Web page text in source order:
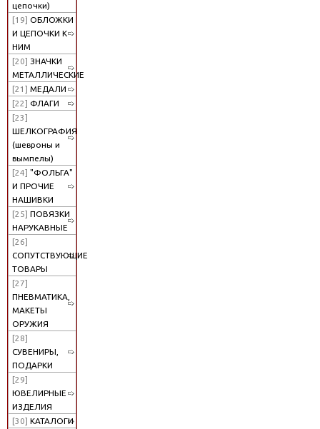
цепочки)
[19] ОБЛОЖКИ
И ЦЕПОЧКИ К
НИМ
[20] ЗНАЧКИ
МЕТАЛЛИЧЕСКИЕ
[21] МЕДАЛИ
[22] ФЛАГИ
[23]
ШЕЛКОГРАФИЯ
(шевроны и
вымпелы)
[24] "ФОЛЬГА"
И ПРОЧИЕ
НАШИВКИ
[25] ПОВЯЗКИ
НАРУКАВНЫЕ
[26]
СОПУТСТВУЮЩИЕ
ТОВАРЫ
[27]
ПНЕВМАТИКА,
МАКЕТЫ
ОРУЖИЯ
[28]
СУВЕНИРЫ,
ПОДАРКИ
[29]
ЮВЕЛИРНЫЕ
ИЗДЕЛИЯ
[30] КАТАЛОГИ